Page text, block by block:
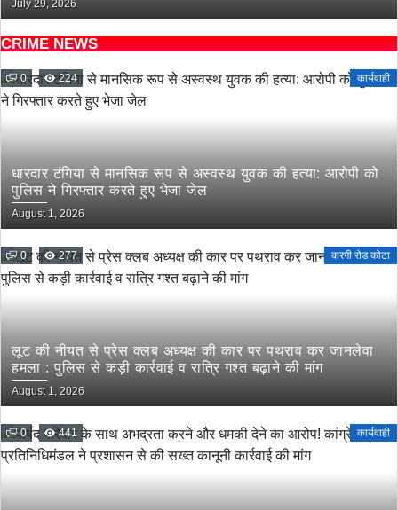
July 29, 2026
CRIME NEWS
0 224 कार्यवाही
धारदार टंगिया से मानसिक रूप से अस्वस्थ युवक की हत्या: आरोपी को
पुलिस ने गिरफ्तार करते हुए भेजा जेल
August 1, 2026
0 277 करगी रोड कोटा
लूट की नीयत से प्रेस क्लब अध्यक्ष की कार पर पथराव कर जानलेवा
हमला : पुलिस से कड़ी कार्रवाई व रात्रि गश्त बढ़ाने की मांग
August 1, 2026
0 441 कार्यवाही